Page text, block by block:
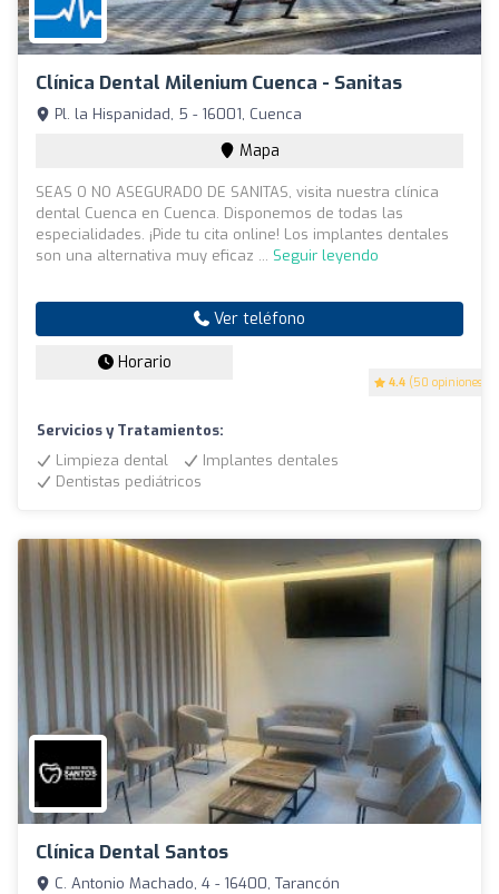
Clínica Dental Milenium Cuenca - Sanitas
4.4 (50 opiniones)
Pl. la Hispanidad, 5 - 16001, Cuenca
Mapa
SEAS O NO ASEGURADO DE SANITAS, visita nuestra clínica
dental Cuenca en Cuenca. Disponemos de todas las
especialidades. ¡Pide tu cita online! Los implantes dentales
son una alternativa muy eficaz ... Seguir leyendo
Ver teléfono
Horario
Servicios y Tratamientos:
Limpieza dental
Implantes dentales
Dentistas pediátricos
Clínica Dental Santos
C. Antonio Machado, 4 - 16400, Tarancón